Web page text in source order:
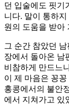
던 입술에도 핏기
니다. 말이 통하
원의 도움을 받아
그 순간 참았던
장에서 돌아온 남
비참하게 만드느
이 제 마음은 꽁
홍콩에서의 불안
에서 지쳐가고 있